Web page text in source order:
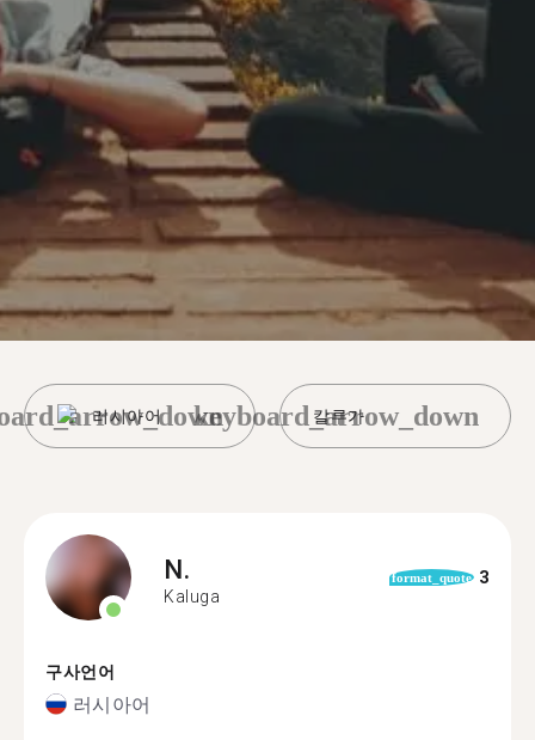
러시아어 칼루가
keyboard_arrow_down
N.
Kaluga
format_quote 3
구사언어
러시아어